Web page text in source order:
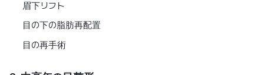
眉下リフト
目の下の脂肪再配置
目の再手術